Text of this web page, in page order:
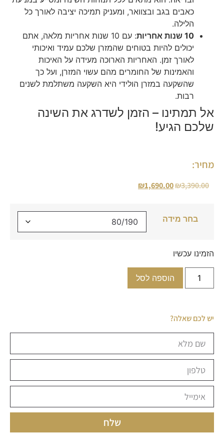
כאבים בגב ובצוואר, ומעניק תמיכה יציבה לאורך כל
הלילה.
10 שנות אחריות
: עם 10 שנות אחריות מלאה, אתם
יכולים להיות בטוחים שהמזרן שלכם עמיד ואיכותי
לאורך זמן. האחריות הארוכה מעידה על האיכות
והאמינות של החומרים מהם עשוי המזרן, ועל כך
שהשקעה במזרן הולידי היא השקעה משתלמת לשנים
רבות.
אל תמתינו – הזמן לשדרג את השינה
שלכם הגיע!
מחיר:
₪3,390.00
₪1,690.00
בחר מידה
הזמינו עכשיו
הוספה לסל
יש לכם שאלה?
שלח